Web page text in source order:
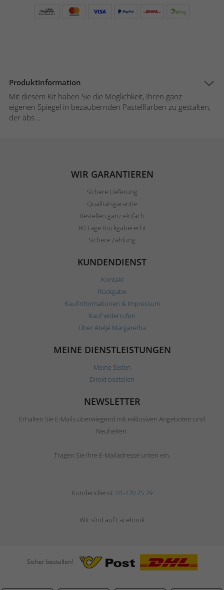
Produktinformation
Mit diesem Kit haben Sie die Möglichkeit, Ihren ganz
eigenen Spiegel in bezaubernden Pastellfarben zu gestalten,
der abs...
WIR GARANTIEREN
Sichere Lieferung
Qualitätsgarantie
Bestellen ganz einfach
60 Tage Rückgaberecht
Sichere Zahlung
KUNDENDIENST
Kontakt
Rückgabe
Kaufinformationen & Impressum
Kauf widerrufen
Über Ateljé Margaretha
MEINE DIENSTLEISTUNGEN
Meine Seiten
Direkt bestellen
NEWSLETTER
Erhalten Sie E-Mails überwiegend mit exklusiven Angeboten und
Neuheiten.
Tragen Sie Ihre E-Mailadresse unten ein.
Kundendienst: 01-270 25 79
Wir sind auf Facebook
Sicher bestellen!